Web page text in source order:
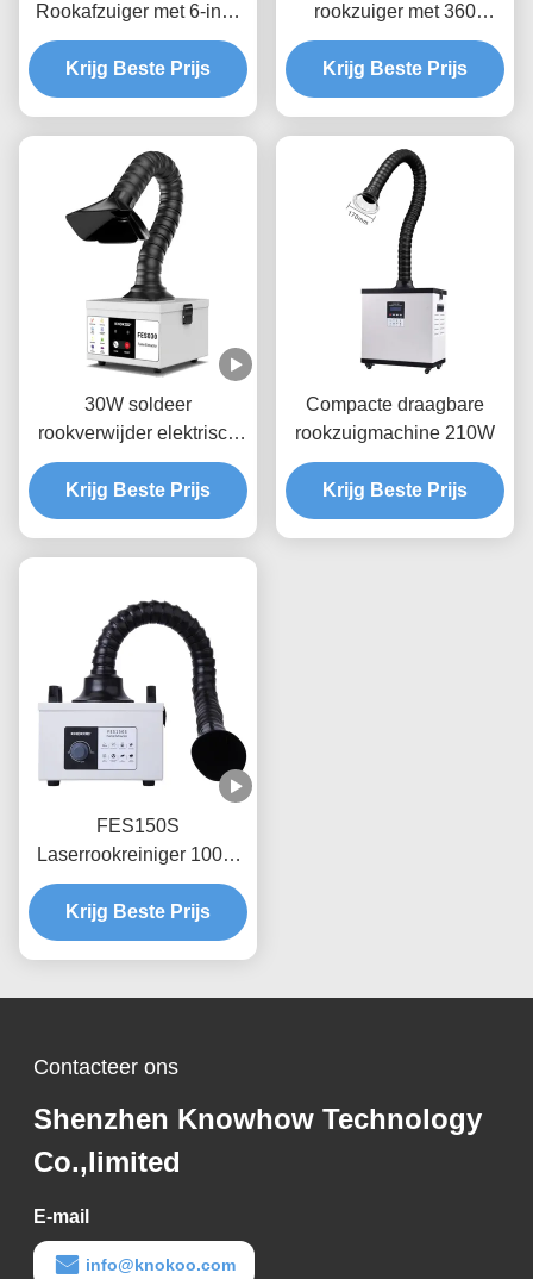
Rookafzuiger met 6-inch
Ronde Acryl Kap en 3-
traps Filter voor Laser
Rookzuivering
Krijg Beste Prijs
rookzuiger met 360
graden universele
aanpassing en 97%
filterefficiëntie voor
Krijg Beste Prijs
30W soldeer
rookverwijder elektrisch
ijzer zelfstandig lassen
rookverwijder FES030
Krijg Beste Prijs
Compacte draagbare
rookzuigmachine 210W
Krijg Beste Prijs
FES150S
Laserrookreiniger 100W
Draagbare rookontdrijver
voor lasersweis / printen
Krijg Beste Prijs
Contacteer ons
Shenzhen Knowhow Technology
Co.,limited
E-mail
info@knokoo.com